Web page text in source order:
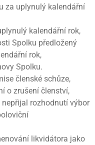
za uplynulý kalendářní
kalendářní rok,
Spolku předložený
rok,
Spolku.
členské schůze,
o zrušení členství,
rozhodnutí výbor
likvidátora jako